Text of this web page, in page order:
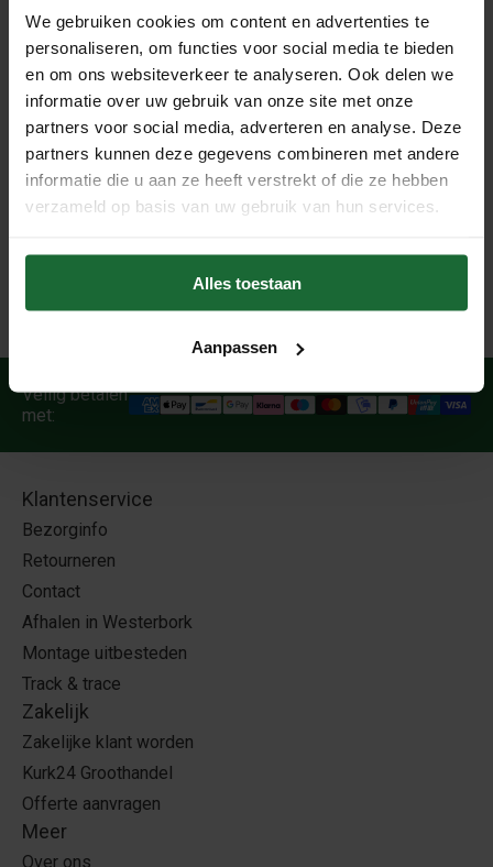
We gebruiken cookies om content en advertenties te
personaliseren, om functies voor social media te bieden
en om ons websiteverkeer te analyseren. Ook delen we
informatie over uw gebruik van onze site met onze
partners voor social media, adverteren en analyse. Deze
partners kunnen deze gegevens combineren met andere
informatie die u aan ze heeft verstrekt of die ze hebben
verzameld op basis van uw gebruik van hun services.
Alles toestaan
Aanpassen
- Extra scherp geprijsd
- Leverbaar in diverse afmetingen
- Perfect voor hobby, werkplaats, school of tijdelijke
toepassingen
- Duurzaam natuurproduct van echte kurk
Let op: dit zijn restpartijen met een schoonheidsfoutje –
daardoor extra voordelig geprijsd en beperkt beschikbaar.
Op = op!
Veilig betalen
met:
Klantenservice
Bezorginfo
Retourneren
Contact
Afhalen in Westerbork
Montage uitbesteden
Track & trace
Zakelijk
Zakelijke klant worden
Kurk24 Groothandel
Offerte aanvragen
Meer
Over ons